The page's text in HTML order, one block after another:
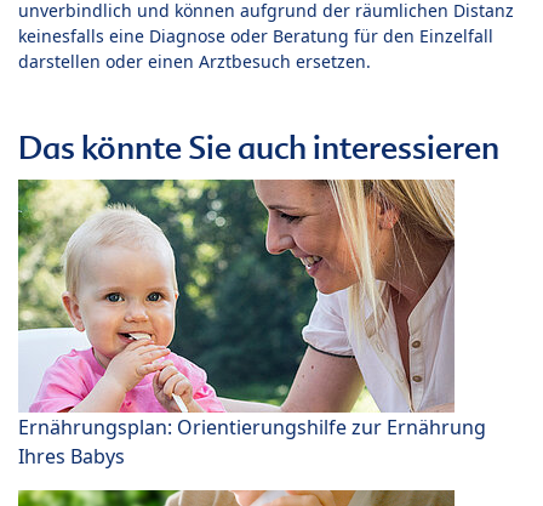
unverbindlich und können aufgrund der räumlichen Distanz
keinesfalls eine Diagnose oder Beratung für den Einzelfall
darstellen oder einen Arztbesuch ersetzen.
Das könnte Sie auch interessieren
Ernährungsplan: Orientierungshilfe zur Ernährung
Ihres Babys